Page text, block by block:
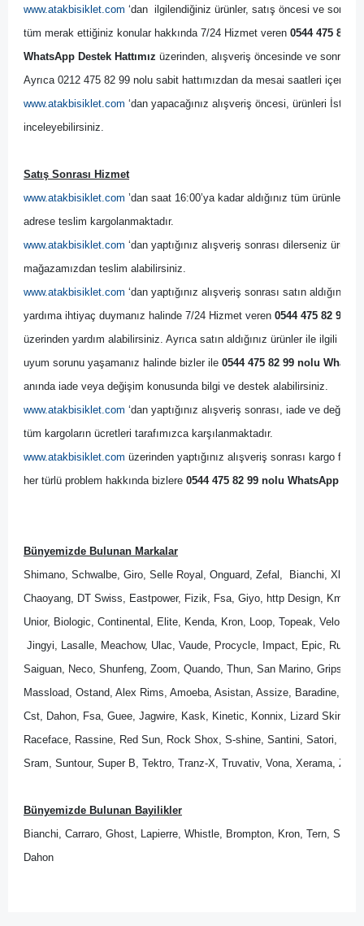
www.atakbisiklet.com ‘dan  ilgilendiğiniz ürünler, satış öncesi ve
tüm merak ettiğiniz konular hakkında 7/24 Hizmet veren 0544 475 82
WhatsApp Destek Hattımız üzerinden, alışveriş öncesinde ve
Ayrıca 0212 475 82 99 nolu sabit hattımızdan da mesai saatleri
www.atakbisiklet.com ‘dan yapacağınız alışveriş öncesi, ürünleri
inceleyebilirsiniz.
Satış Sonrası Hizmet
www.atakbisiklet.com ’dan saat 16:00’ya kadar aldığınız tüm ürünler,
adrese teslim kargolanmaktadır.
www.atakbisiklet.com ‘dan yaptığınız alışveriş sonrası dilerseniz
mağazamızdan teslim alabilirsiniz.
www.atakbisiklet.com ‘dan yaptığınız alışveriş sonrası satın
yardıma ihtiyaç duymanız halinde 7/24 Hizmet veren 0544 475 82 99
üzerinden yardım alabilirsiniz. Ayrıca satın aldığınız ürünler ile ilgili bir
uyum sorunu yaşamanız halinde bizler ile 0544 475 82 99 nolu
anında iade veya değişim konusunda bilgi ve destek alabilirsiniz.
www.atakbisiklet.com ‘dan yaptığınız alışveriş sonrası, iade ve
tüm kargoların ücretleri tarafımızca karşılanmaktadır.
www.atakbisiklet.com üzerinden yaptığınız alışveriş sonrası kargo
her türlü problem hakkında bizlere 0544 475 82 99 nolu WhatsApp
Bünyemizde Bulunan Markalar
Shimano, Schwalbe, Giro, Selle Royal, Onguard, Zefal,  Bianchi, Xlc,
Chaoyang, DT Swiss, Eastpower, Fizik, Fsa, Giyo, http Design, Kmc,
Unior, Biologic, Continental, Elite, Kenda, Kron, Loop, Topeak, Velo,
Jingyi, Lasalle, Meachow, Ulac, Vaude, Procycle, Impact, Epic,
Saiguan, Neco, Shunfeng, Zoom, Quando, Thun, San Marino,
Massload, Ostand, Alex Rims, Amoeba, Asistan, Assize, Baradine,
Cst, Dahon, Fsa, Guee, Jagwire, Kask, Kinetic, Konnix, Lizard Skins,
Raceface, Rassine, Red Sun, Rock Shox, S-shine, Santini, Satori,
Sram, Suntour, Super B, Tektro, Tranz-X, Truvativ, Vona, Xerama,
Bünyemizde Bulunan Bayilikler
Bianchi, Carraro, Ghost, Lapierre, Whistle, Brompton, Kron, Tern,
Dahon